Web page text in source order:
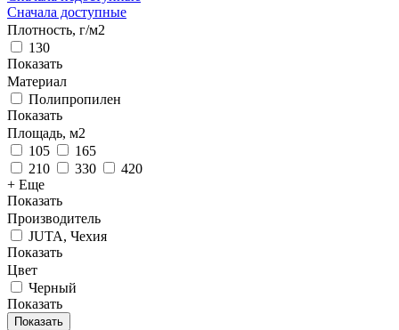
Сначала доступные
Плотность, г/м2
130
Показать
Материал
Полипропилен
Показать
Площадь, м2
105
165
210
330
420
+ Еще
Показать
Производитель
JUTA, Чехия
Показать
Цвет
Черный
Показать
Показать